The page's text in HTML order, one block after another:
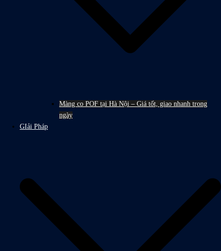
Màng co POF tại Hà Nội – Giá tốt, giao nhanh trong
ngày
GIải Pháp